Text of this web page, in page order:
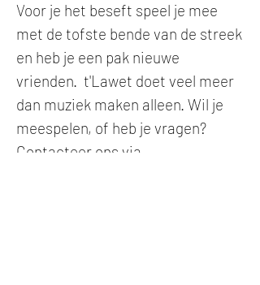
Voor je het beseft speel je mee
met de tofste bende van de streek
en heb je een pak nieuwe
vrienden. t'Lawet doet veel meer
dan muziek maken alleen. Wil je
meespelen, of heb je vragen?
Contacteer ons via